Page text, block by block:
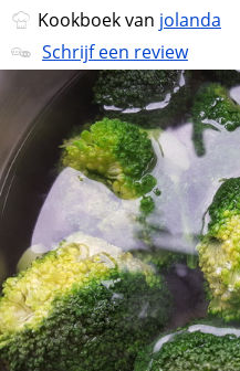
Kookboek van jolanda
Schrijf een review